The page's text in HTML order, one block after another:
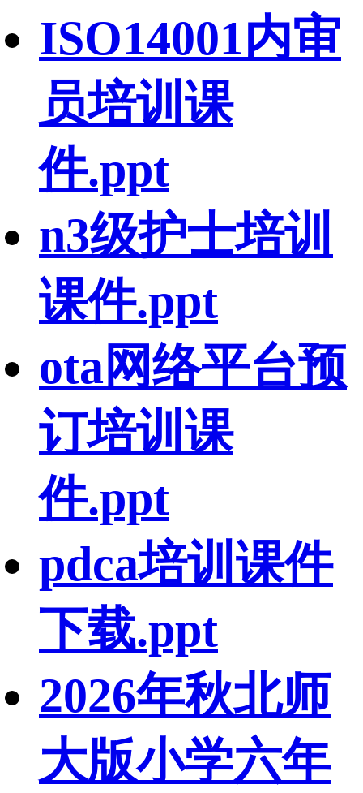
ISO14001内审
员培训课
件.ppt
n3级护士培训
课件.ppt
ota网络平台预
订培训课
件.ppt
pdca培训课件
下载.ppt
2026年秋北师
大版小学六年